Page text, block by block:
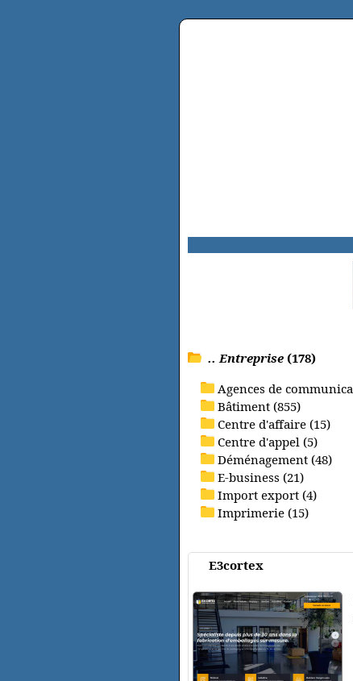
.. Entreprise (178)
Agences de
Bâtiment (855)
Centre d'affaire (15)
Centre d'appel (5)
Déménagement (48)
E-business (21)
Import export (4)
Imprimerie (15)
E3cortex